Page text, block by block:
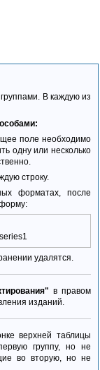
В каждую из
поле необходимо
одну или несколько
строку.
форматах, после
series1
удалятся.
в правом
изданий.
верхней таблицы
группу, но не
во вторую, но не